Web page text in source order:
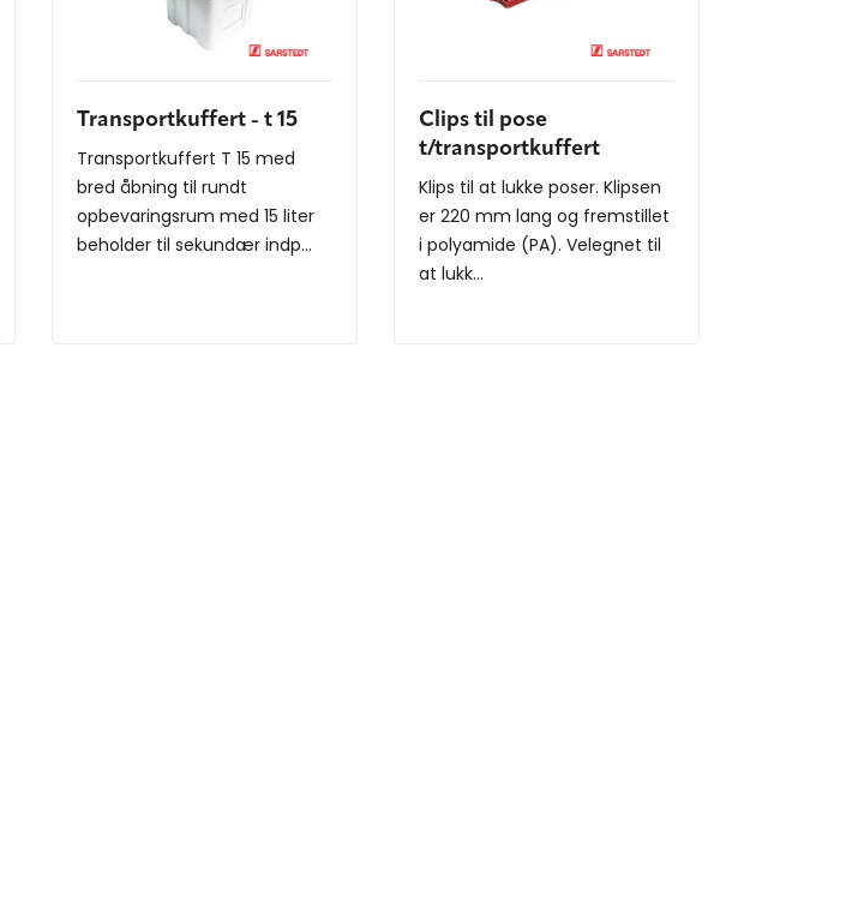
Transportkuffert - t 15
Transportkuffert T 15 med
bred åbning til rundt
opbevaringsrum med 15 liter
beholder til sekundær indp...
Clips til pose
t/transportkuffert
Klips til at lukke poser. Klipsen
er 220 mm lang og fremstillet
i polyamide (PA). Velegnet til
at lukk...